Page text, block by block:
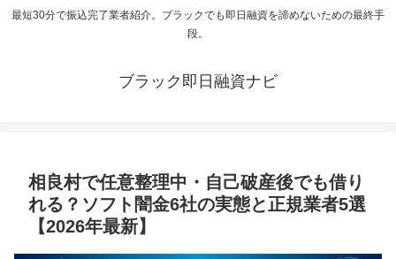
最短30分で振込完了業者紹介。ブラックでも即日融資を諦めないための最終手
段。
ブラック即日融資ナビ
相良村で任意整理中・自己破産後でも借り
れる？ソフト闇金6社の実態と正規業者5選
【2026年最新】